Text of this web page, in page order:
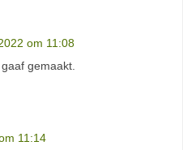
om 11:08
gemaakt.
11:14